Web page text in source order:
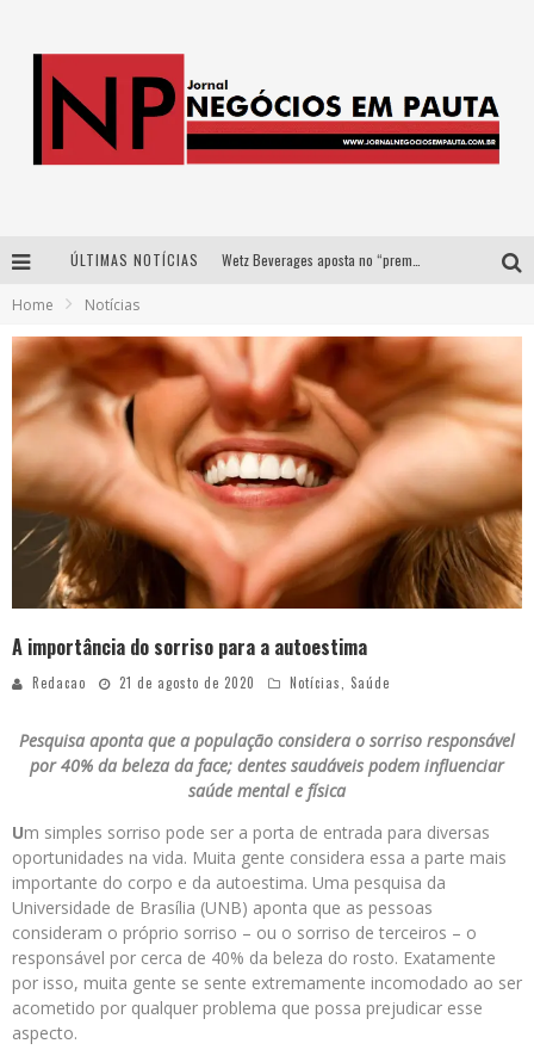
ÚLTIMAS NOTÍCIAS
Como a Cortex seduziu Google, AWS e McDonald’s com IA para o go-to-market
Democratização do malte: Proibida utiliza estratégia de custo-benefício para o lazer do brasileiro
Home Notícias
A importância do sorriso para a autoestima
Redacao 21 de agosto de 2020 Notícias, Saúde
Pesquisa aponta que a população considera o sorriso responsável
por 40% da beleza da face; dentes saudáveis podem influenciar
saúde mental e física
Um simples sorriso pode ser a porta de entrada para diversas
oportunidades na vida. Muita gente considera essa a parte mais
importante do corpo e da autoestima. Uma pesquisa da
Universidade de Brasília (UNB) aponta que as pessoas
consideram o próprio sorriso – ou o sorriso de terceiros – o
responsável por cerca de 40% da beleza do rosto. Exatamente
por isso, muita gente se sente extremamente incomodado ao ser
acometido por qualquer problema que possa prejudicar esse
aspecto.